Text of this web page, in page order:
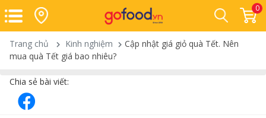
0
Trang chủ Kinh nghiệm
Cập nhật giá giỏ quà Tết. Nên
mua quà Tết giá bao nhiêu?
Chia sẻ bài viết: